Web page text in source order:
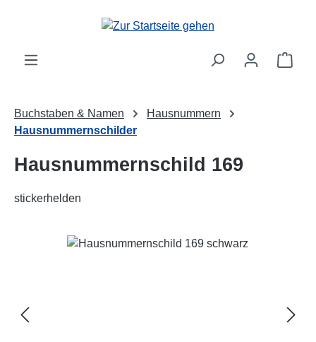
Zum Hauptinhalt springen
Buchstaben & Namen
Hausnummern
Hausnummernschilder
Hausnummernschild 169
stickerhelden
Bildergalerie überspringen